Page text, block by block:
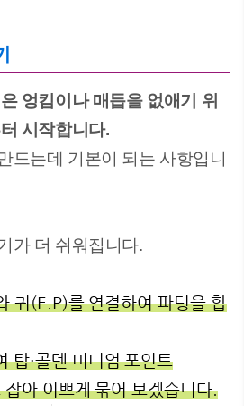
엉킴이나 매듭을 없애기 위
시작합니다.
드는데 기본이 되는 사항입니
가 더 쉬워집니다.
귀(E.P)를 연결하여 파팅을 합
탑·골덴 미디엄 포인트
잡아 이쁘게 묶어 보겠습니다.